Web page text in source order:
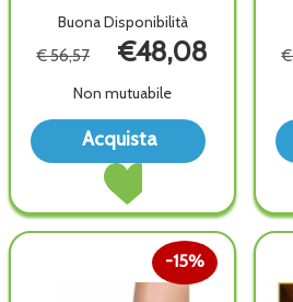
Buona Disponibilità
€ 56,57 €48,08
Non mutuabile
Acquista
Acquista RHIZOLOC
DX
2 al
carrello
Acquista
2 alla
wishlist
15%